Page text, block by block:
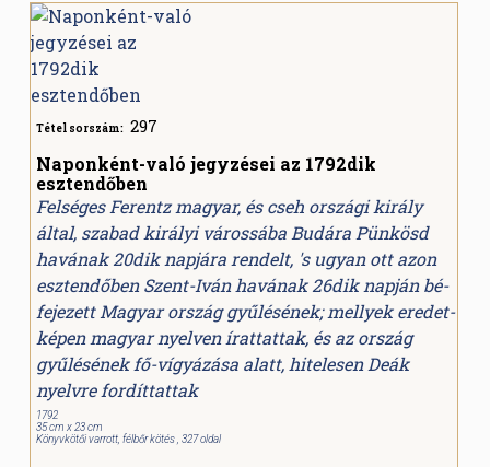
Tétel sorszám: 297
Naponként-való jegyzései az 1792dik
esztendőben
Felséges Ferentz magyar, és cseh országi király
által, szabad királyi várossába Budára Pünkösd
havának 20dik napjára rendelt, 's ugyan ott azon
esztendőben Szent-Iván havának 26dik napján bé-
fejezett Magyar ország gyűlésének; mellyek eredet-
képen magyar nyelven írattattak, és az ország
gyűlésének fő-vígyázása alatt, hitelesen Deák
nyelvre fordíttattak
1792
35 cm x 23 cm
Könyvkötői varrott, félbőr kötés , 327 oldal